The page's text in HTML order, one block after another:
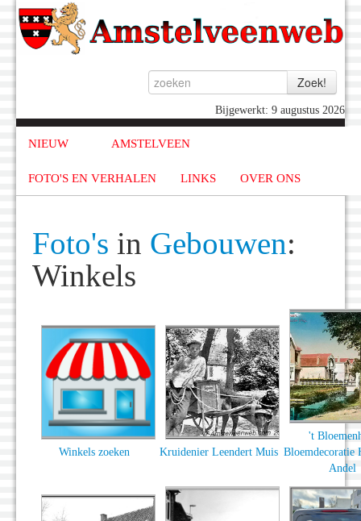
Bijgewerkt: 9 augustus 2026
NIEUW AMSTELVEEN
FOTO'S EN VERHALEN LINKS OVER ONS
Foto's in Gebouwen:
Winkels
Winkels zoeken Kruidenier Leendert Muis
't
Bloemdecoratie
Andel